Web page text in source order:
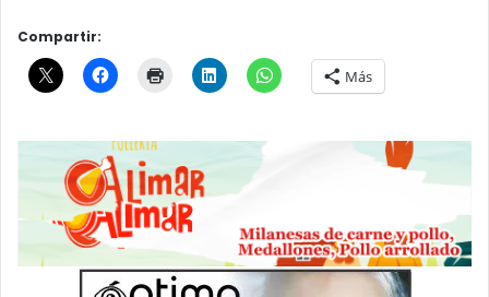
Compartir:
Más